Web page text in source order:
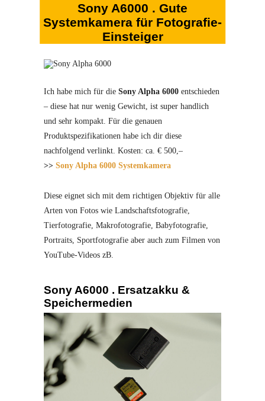
Sony A6000 . Gute
Systemkamera für Fotografie-
Einsteiger
Ich habe mich für die Sony Alpha 6000 entschieden
– diese hat nur wenig Gewicht, ist super handlich
und sehr kompakt. Für die genauen
Produktspezifikationen habe ich dir diese
nachfolgend verlinkt. Kosten: ca. € 500,–
>> Sony Alpha 6000 Systemkamera
Diese eignet sich mit dem richtigen Objektiv für alle
Arten von Fotos wie Landschaftsfotografie,
Tierfotografie, Makrofotografie, Babyfotografie,
Portraits, Sportfotografie aber auch zum Filmen von
YouTube-Videos zB.
Sony A6000 . Ersatzakku &
Speichermedien